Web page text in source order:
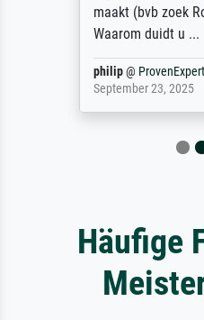
maakt (bvb zoek Ros
Waarom duidt u ...
philip@ProvenExpert
September 23, 2025
Häufige